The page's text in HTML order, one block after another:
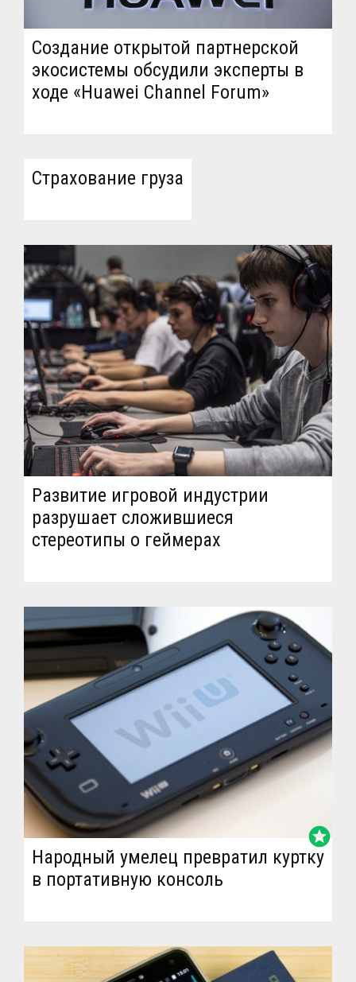
Создание открытой партнерской
экосистемы обсудили эксперты в
ходе «Huawei Channel Forum»
Страхование груза
Развитие игровой индустрии
разрушает сложившиеся
стереотипы о геймерах
Народный умелец превратил куртку
в портативную консоль
stars